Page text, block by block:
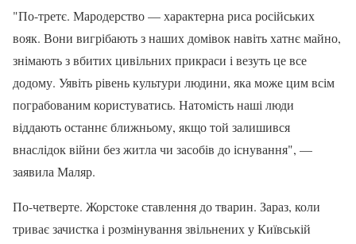
"По-третє. Мародерство — характерна риса російських
вояк. Вони вигрібають з наших домівок навіть хатнє майно,
знімають з вбитих цивільних прикраси і везуть це все
додому. Уявіть рівень культури людини, яка може цим всім
пограбованим користуватись. Натомість наші люди
віддають останнє ближньому, якщо той залишився
внаслідок війни без житла чи засобів до існування", —
заявила Маляр.
По-четверте. Жорстоке ставлення до тварин. Зараз, коли
триває зачистка і розмінування звільнених у Київській